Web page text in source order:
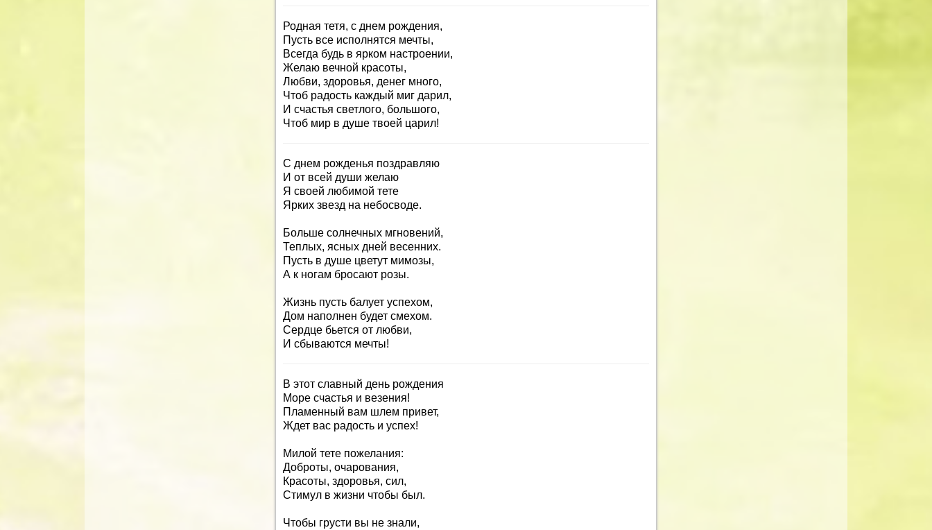
Родная тетя, с днем рождения,
Пусть все исполнятся мечты,
Всегда будь в ярком настроении,
Желаю вечной красоты,
Любви, здоровья, денег много,
Чтоб радость каждый миг дарил,
И счастья светлого, большого,
Чтоб мир в душе твоей царил!
С днем рожденья поздравляю
И от всей души желаю
Я своей любимой тете
Ярких звезд на небосводе.
Больше солнечных мгновений,
Теплых, ясных дней весенних.
Пусть в душе цветут мимозы,
А к ногам бросают розы.
Жизнь пусть балует успехом,
Дом наполнен будет смехом.
Сердце бьется от любви,
И сбываются мечты!
В этот славный день рождения
Море счастья и везения!
Пламенный вам шлем привет,
Ждет вас радость и успех!
Милой тете пожелания:
Доброты, очарования,
Красоты, здоровья, сил,
Стимул в жизни чтобы был.
Чтобы грусти вы не знали,